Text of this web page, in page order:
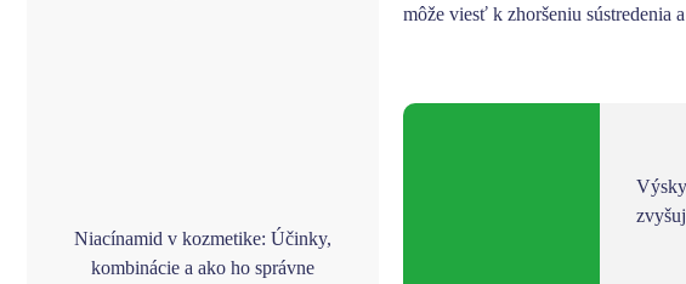
môže viesť k zhoršeniu sústredenia
Niacínamid v kozmetike: Účinky,
kombinácie a ako ho správne